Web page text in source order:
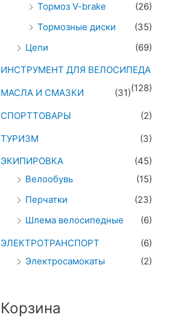
Тормоз V-brake
(26)
Тормозные диски
(35)
Цепи
(69)
ИНСТРУМЕНТ ДЛЯ ВЕЛОСИПЕДА
(128)
МАСЛА И СМАЗКИ
(31)
СПОРТТОВАРЫ
(2)
ТУРИЗМ
(3)
ЭКИПИРОВКА
(45)
Велообувь
(15)
Перчатки
(23)
Шлема велосипедные
(6)
ЭЛЕКТРОТРАНСПОРТ
(6)
Электросамокаты
(2)
Корзина